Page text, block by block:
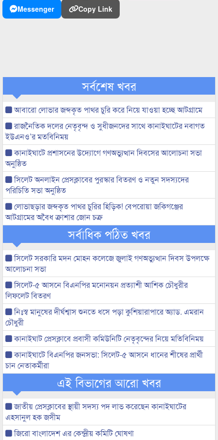
Messenger
Copy Link
সর্বশেষ খবর
আবারো লোভার জব্দকৃত পাথর চুরি করে নিয়ে যাওয়া হচ্ছে আটগ্রামে
রাজনৈতিক দলের নেতৃবৃন্দ ও সুধীজনদের সাথে কানাইঘাটের নবাগত
ইউএনও’র মতবিনিময়
কানাইঘাটে প্রশাসনের উদ্যোগে গণঅভ্যুত্থান দিবসের আলোচনা সভা
অনুষ্ঠিত
সিলেট অনলাইন প্রেসক্লাবের পুরস্কার বিতরণ ও নতুন সদস্যদের
পরিচিতি সভা অনুষ্ঠিত
লোভাছড়ার জব্দকৃত পাথর চুরির হিড়িক! বেপরোয়া জকিগঞ্জের
আটগ্রামের অবৈধ ক্রাশার জোন চক্র
সর্বাধিক পঠিত খবর
সিলেট সরকারি মদন মোহন কলেজে জুলাই গণঅভ্যুত্থান দিবস উপলক্ষে
আলোচনা সভা
সিলেট-৫ আসনে বিএনপির মনোনয়ন প্রত্যাশী আশিক চৌধুরীর
লিফলেট বিতরণ
নিঃস্ব মানুষের দীর্ঘশ্বাস শুনতে ধসে পড়া কুশিয়ারাপারে অ্যাড. এমরান
চৌধুরী
কানাইঘাট প্রেসক্লাবে প্রবাসী কমিউনিটি নেতৃবৃন্দের নিয়ে মতিবিনিময়
কানাইঘাটে বিএনপির জনসভা: সিলেট-৫ আসনে ধানের শীষের প্রার্থী
চান নেতাকর্মীরা
এই বিভাগের আরো খবর
জাতীয় প্রেসক্লাবের স্থায়ী সদস্য পদ লাভ করেছেন কানাইঘাটের
এহসানুল হক জসীম
জিরো বাংলাদেশ এর কেন্দ্রীয় কমিটি ঘোষণা